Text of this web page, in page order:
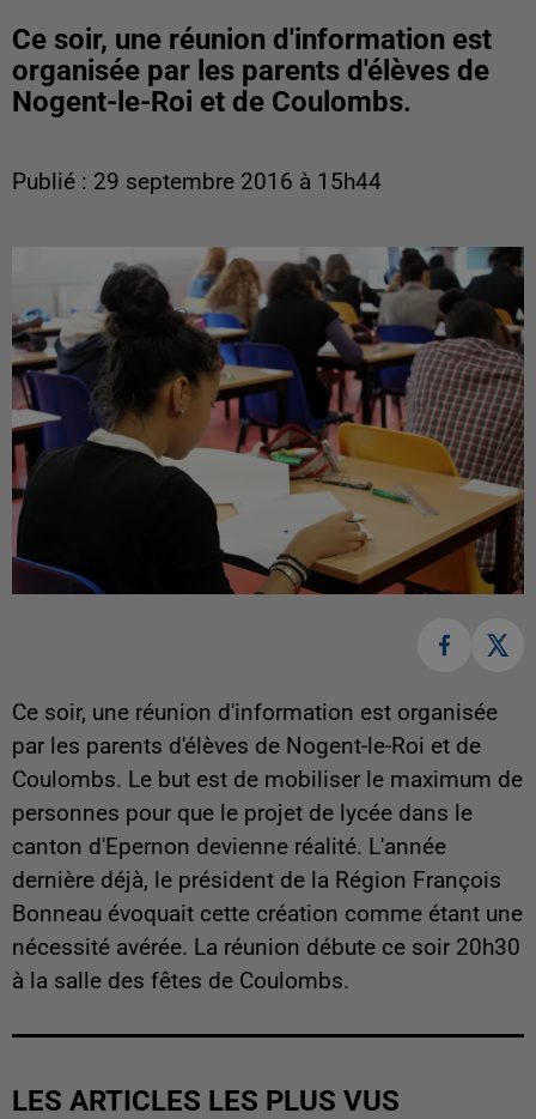
Ce soir, une réunion d'information est
organisée par les parents d'élèves de
Nogent-le-Roi et de Coulombs.
Publié : 29 septembre 2016 à 15h44
Ce soir, une réunion d'information est organisée
par les parents d'élèves de Nogent-le-Roi et de
Coulombs. Le but est de mobiliser le maximum de
personnes pour que le projet de lycée dans le
canton d'Epernon devienne réalité. L'année
dernière déjà, le président de la Région François
Bonneau évoquait cette création comme étant une
nécessité avérée. La réunion débute ce soir 20h30
à la salle des fêtes de Coulombs.
LES ARTICLES LES PLUS VUS